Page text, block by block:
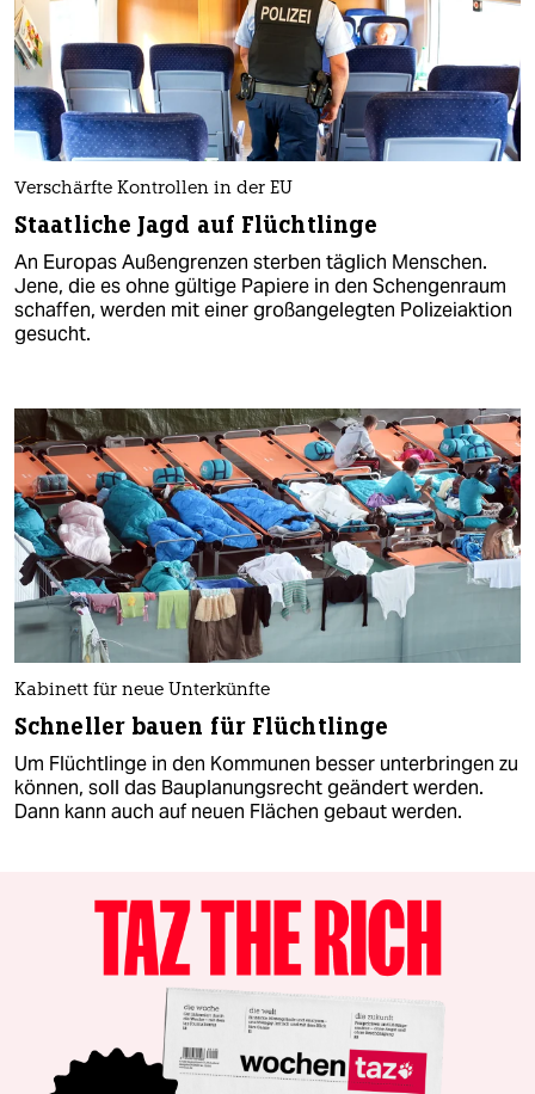
Verschärfte Kontrollen in der EU
Staatliche Jagd auf Flüchtlinge
An Europas Außengrenzen sterben täglich Menschen.
Jene, die es ohne gültige Papiere in den Schengenraum
schaffen, werden mit einer großangelegten Polizeiaktion
gesucht.
Kabinett für neue Unterkünfte
Schneller bauen für Flüchtlinge
Um Flüchtlinge in den Kommunen besser unterbringen zu
können, soll das Bauplanungsrecht geändert werden.
Dann kann auch auf neuen Flächen gebaut werden.